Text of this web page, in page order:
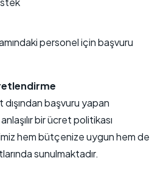
personel için başvuru
başvuru yapan
bir ücret politikası
hem bütçenize uygun hem de
sunulmaktadır.